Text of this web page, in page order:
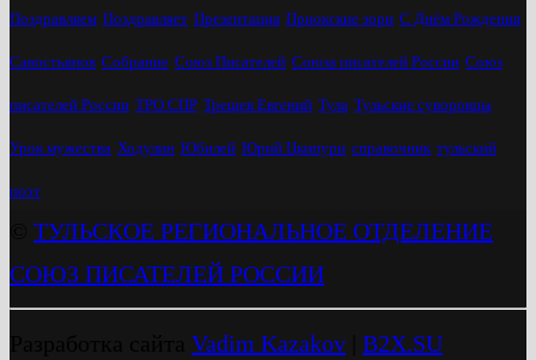
Поздравляем Поздравляет Презентация Приокские зори С Днём Рождения
Савостьянов Собрание Союз Писателей Союза писателей России Союз
писателей России ТРО СПР Трещев Евгений Тула Тульские суворовцы
Урок мужества Ходулин Юбилей Юрий Цкипури справочник тульский
поэт
ТУЛЬСКОЕ РЕГИОНАЛЬНОЕ ОТДЕЛЕНИЕ
СОЮЗ ПИСАТЕЛЕЙ РОССИИ
Vadim Kazakov B2X.SU